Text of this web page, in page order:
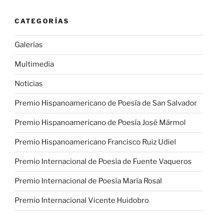
CATEGORÍAS
Galerías
Multimedia
Noticias
Premio Hispanoamericano de Poesía de San Salvador
Premio Hispanoamericano de Poesía José Mármol
Premio Hispanoamericano Francisco Ruiz Udiel
Premio Internacional de Poesía de Fuente Vaqueros
Premio Internacional de Poesía María Rosal
Premio Internacional Vicente Huidobro